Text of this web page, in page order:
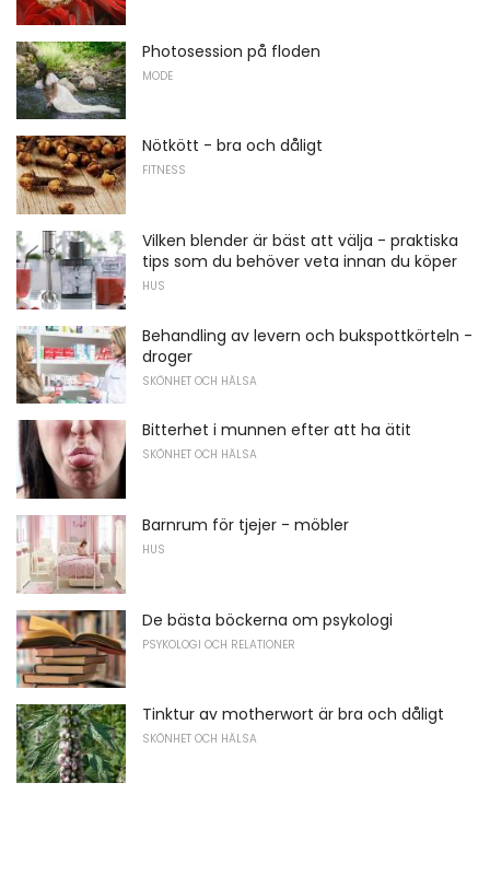
Photosession på floden
MODE
Nötkött - bra och dåligt
FITNESS
Vilken blender är bäst att välja - praktiska
tips som du behöver veta innan du köper
HUS
Behandling av levern och bukspottkörteln -
droger
SKÖNHET OCH HÄLSA
Bitterhet i munnen efter att ha ätit
SKÖNHET OCH HÄLSA
Barnrum för tjejer - möbler
HUS
De bästa böckerna om psykologi
PSYKOLOGI OCH RELATIONER
Tinktur av motherwort är bra och dåligt
SKÖNHET OCH HÄLSA